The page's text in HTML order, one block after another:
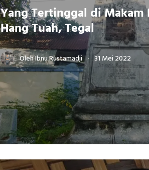
Yang Tertinggal di Makam
Hang Tuah, Tegal
OlehIbnu Rustamadji 31 Mei 2022